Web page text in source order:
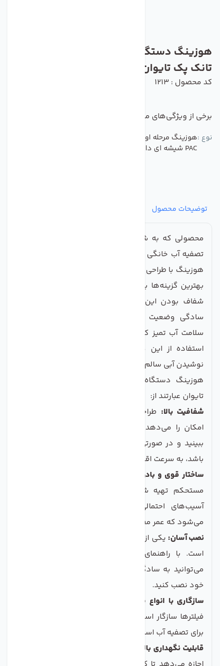
هوزینگ دستگاه تصفیه آب خانگی شفاف
تانک پک تایوان
کد محصول : 1213
برخی از ویژگی‌های مهم این محصول :
نوع :
PAC شیشه ای دابل اورینگ
توضیحات محصول
محصولی که به شما معرفی می‌کنیم، هوزینگ دستگاه
تصفیه آب خانگی شفاف مدل تانک پک تایوان است. این
هوزینگ با طراحی منحصر به فرد و مواد با کیفیت، یکی از
بهترین گزینه‌ها برای تصفیه آب خانگی به شمار می‌رود.
شفاف بودن این محصول، شما را قادر می‌سازد تا به
سادگی وضعیت فیلترهای داخلی را بررسی کنید و از
سلامت آب تمیز که به دست می‌آورید، مطمئن شوید. با
استفاده از این هوزینگ قوی و مطمئن، می‌توانید از
نوشیدن آبی سالم و مطمئن لذت ببرید. ویژگی‌ها و مزایای
هوزینگ دستگاه تصفیه آب خانگی شفاف تانک پک
تایوان عبارتند از:
شفافیت بالا: طراحی شفاف این هوزینگ به شما این
امکان را می‌دهد که به راحتی وضعیت فیلتر داخلی را
ببینید و در صورتی که نیاز به تعویض آن وجود داشته
باشد، به سرعت اقدام کنید.
ساختار قوی و بادوام:
مستحکم تهیه شده است که آن را در برابر فشار و
آسیب‌های احتمالی مقاوم می‌کند. این ویژگی باعث
می‌شود که عمر مفید این محصول بسیار بالا باشد.
نصب آسان: یکی از نقاط قوت این هوزینگ، نصب آسان آن
است. با راهنمای نصب موجود همراه محصول، شما
می‌توانید به سادگی آن را در سیستم تصفیه آب خانگی
خود نصب کنید.
سازگاری با انواع فیلترها:
فیلترها سازگار است و شما می‌توانید از فیلترهای مختلف
برای تصفیه آب استفاده کنید.
قابلیت نگهداری بالا: